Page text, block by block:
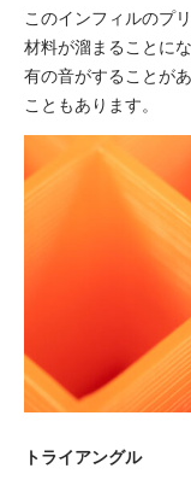
このインフィルのプ
材料が溜まることに
有の音がすることが
こともあります。
トライアングル